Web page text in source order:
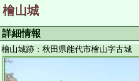
檜山城
詳細情報
檜山城跡：秋田県能代市檜山字古城